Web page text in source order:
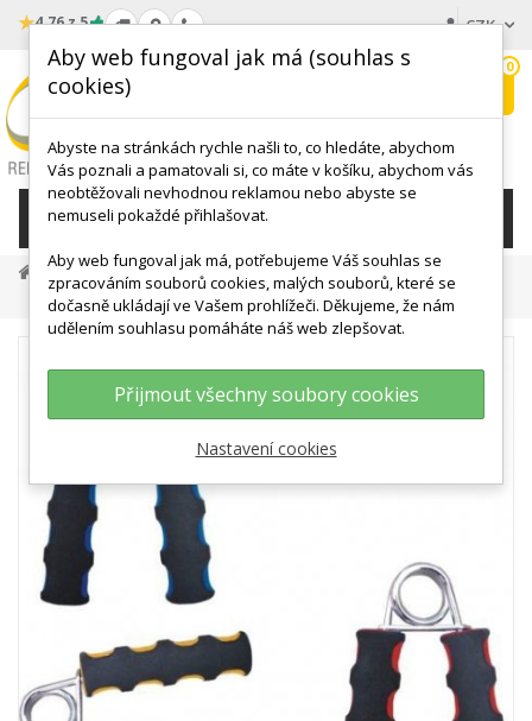
★4.76 z 5 CZK
wishlist
0
KATEGORIE
POSILOVÁNÍ
Posilovače Prstů A Dlaně
Kleště KSF-401A
Aby web fungoval jak má (souhlas s
cookies)
Abyste na stránkách rychle našli to, co hledáte, abychom
Vás poznali a pamatovali si, co máte v košíku, abychom vás
neobtěžovali nevhodnou reklamou nebo abyste se
nemuseli pokaždé přihlašovat.
Aby web fungoval jak má, potřebujeme Váš souhlas se
zpracováním souborů cookies, malých souborů, které se
dočasně ukládají ve Vašem prohlížeči. Děkujeme, že nám
udělením souhlasu pomáháte náš web zlepšovat.
Přijmout všechny soubory cookies
Nastavení cookies